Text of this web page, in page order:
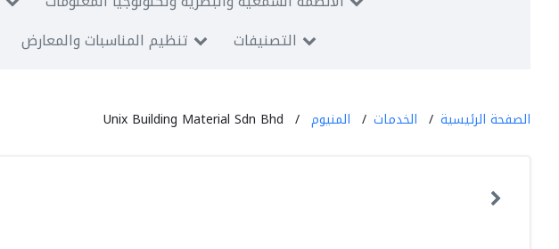
تنظيم المناسبات والمعارض التصنيفات
الصفحة الرئيسية الخدمات المنيوم Unix Building Material Sdn Bhd